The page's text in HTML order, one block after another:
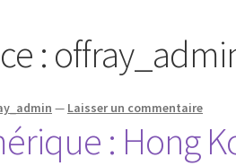
:
— Laisser un commentaire
: Hong